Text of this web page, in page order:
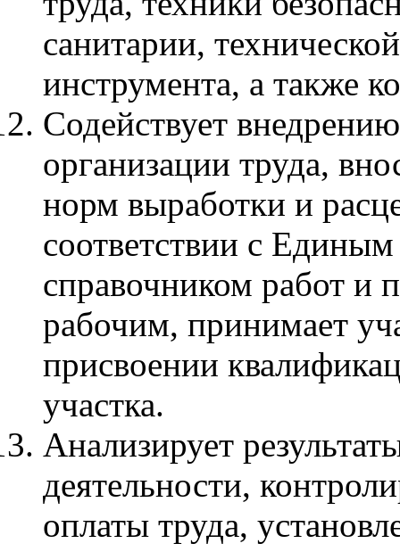
санитарии,
инструмента, а также
Содействует
организации труда,
норм выработки и
соответствии с
справочником работ и
рабочим, принимает
присвоении
участка.
Анализирует
деятельности,
оплаты труда,